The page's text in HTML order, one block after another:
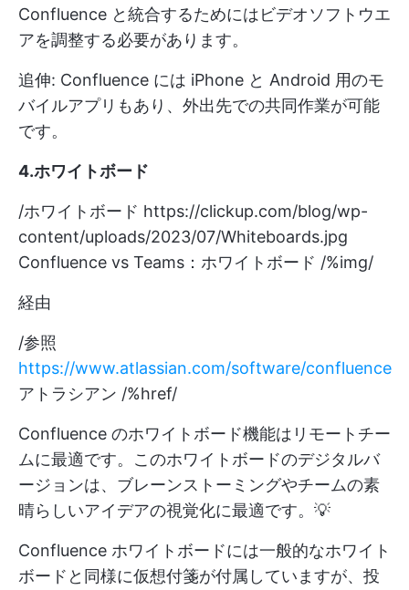
Confluence と統合するためにはビデオソフトウエ
アを調整する必要があります。
追伸: Confluence には iPhone と Android 用のモ
バイルアプリもあり、外出先での共同作業が可能
です。
4.ホワイトボード
/ホワイトボード https://clickup.com/blog/wp-
content/uploads/2023/07/Whiteboards.jpg
Confluence vs Teams：ホワイトボード /%img/
経由
/参照
https://www.atlassian.com/software/confluence
アトラシアン /%href/
Confluence のホワイトボード機能はリモートチー
ムに最適です。このホワイトボードのデジタルバ
ージョンは、ブレーンストーミングやチームの素
晴らしいアイデアの視覚化に最適です。💡
Confluence ホワイトボードには一般的なホワイト
ボードと同様に仮想付箋が付属していますが、投